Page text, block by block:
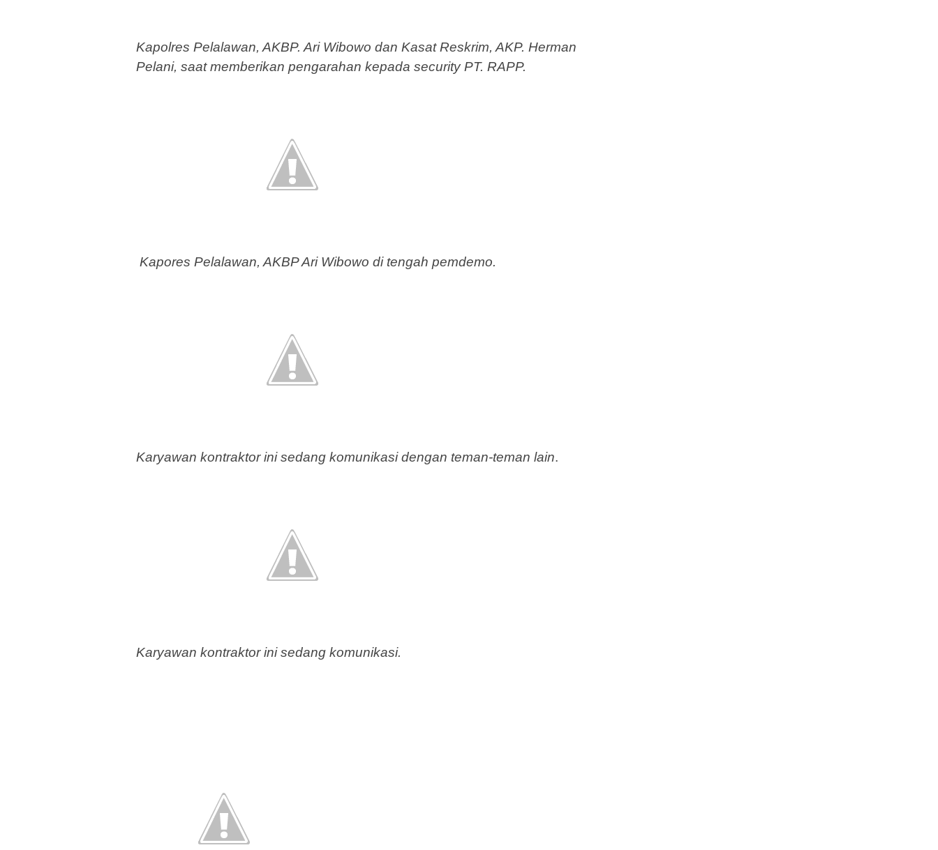
Kapolres Pelalawan, AKBP. Ari Wibowo dan Kasat Reskrim, AKP. Herman
Pelani, saat memberikan pengarahan kepada security PT. RAPP.
Kapores Pelalawan, AKBP Ari Wibowo di tengah pemdemo.
Karyawan kontraktor ini sedang komunikasi dengan teman-teman lain.
Karyawan kontraktor ini sedang komunikasi.